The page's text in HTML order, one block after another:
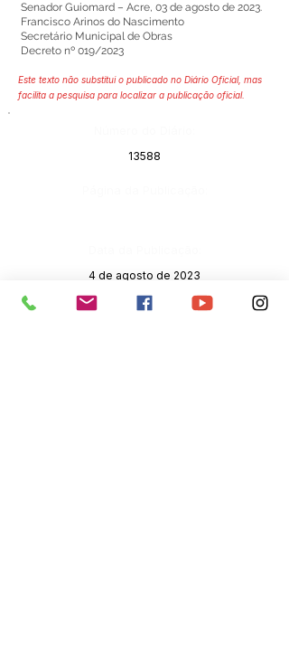
Senador Guiomard – Acre, 03 de agosto de 2023.
Francisco Arinos do Nascimento
Secretário Municipal de Obras
Decreto nº 019/2023
Este texto não substitui o publicado no Diário Oficial, mas
facilita a pesquisa para localizar a publicação oficial.
13588
4 de agosto de 2023
Órgão: